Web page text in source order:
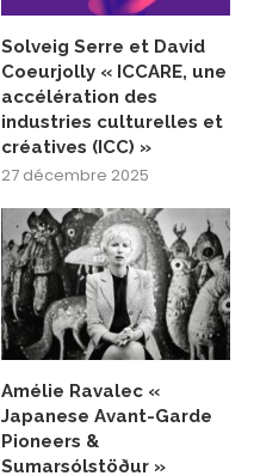
Solveig Serre et David
Coeurjolly « ICCARE, une
accélération des
industries culturelles et
créatives (ICC) »
27 décembre 2025
Amélie Ravalec «
Japanese Avant-Garde
Pioneers &
Sumarsólstöður »